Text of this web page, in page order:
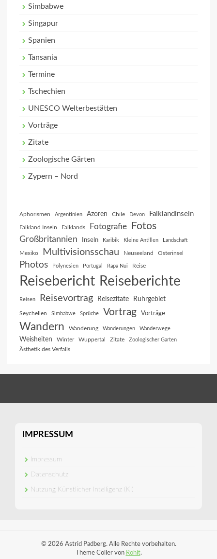
Simbabwe
Singapur
Spanien
Tansania
Termine
Tschechien
UNESCO Welterbestätten
Vorträge
Zitate
Zoologische Gärten
Zypern – Nord
Aphorismen Argentinien Azoren Chile Devon Falklandinseln
Falkland Inseln Falklands Fotografie Fotos
Großbritannien Inseln Karibik Kleine Antillen Landschaft
Mexiko Multivisionsschau Neuseeland Osterinsel
Photos Polynesien Portugal Rapa Nui Reise
Reisebericht Reiseberichte
Reisen Reisevortrag Reisezitate Ruhrgebiet
Seychellen Simbabwe Sprüche Vortrag Vorträge
Wandern Wanderung Wanderungen Wanderwege
Weisheiten Winter Wuppertal Zitate Zoologischer Garten
Ästhetik des Verfalls
IMPRESSUM
Impressum
Datenschutz
Nutzung Künstlicher Intelligenz (KI)
© 2026 Astrid Padberg. Alle Rechte vorbehalten.
Theme Coller von Rohit.